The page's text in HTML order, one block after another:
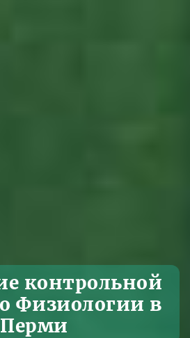
контрольной
Физиологии в
Перми